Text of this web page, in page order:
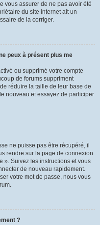
vous assurer de ne pas avoir été
du site internet ait un
de la corriger.
peux à présent plus me
ou supprimé votre compte
de forums suppriment
réduire la taille de leur base de
nouveau et essayez de participer
ne puisse pas être récupéré, il
rendre sur la page de connexion
». Suivez les instructions et vous
de nouveau rapidement.
votre mot de passe, nous vous
?